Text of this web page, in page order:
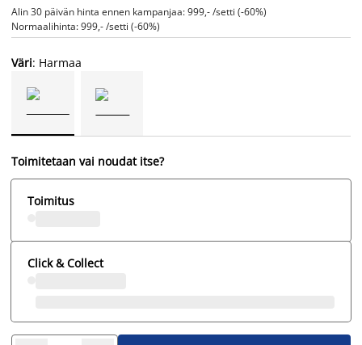
Alin 30 päivän hinta ennen kampanjaa: 999,- /setti (-60%)
Normaalihinta: 999,- /setti (-60%)
Väri: Harmaa
Toimitetaan vai noudat itse?
Toimitus
Click & Collect